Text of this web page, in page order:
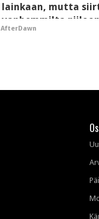
lainkaan, mutta
vanhemmilta piiloon
AfterDawn